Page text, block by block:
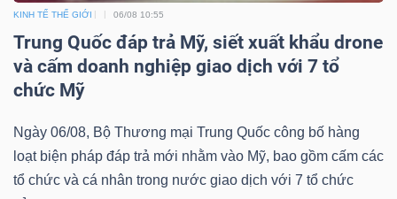
KINH TẾ THẾ GIỚI 06/08 10:55
Trung Quốc đáp trả Mỹ, siết xuất khẩu drone
và cấm doanh nghiệp giao dịch với 7 tổ
chức Mỹ
Ngày 06/08, Bộ Thương mại Trung Quốc công bố hàng
loạt biện pháp đáp trả mới nhằm vào Mỹ, bao gồm cấm các
tổ chức và cá nhân trong nước giao dịch với 7 tổ chức